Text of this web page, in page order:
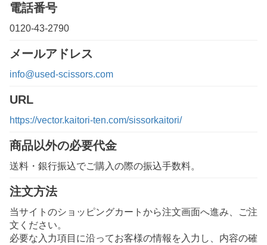
電話番号
0120-43-2790
メールアドレス
info@used-scissors.com
URL
https://vector.kaitori-ten.com/sissorkaitori/
商品以外の必要代金
送料・銀行振込でご購入の際の振込手数料。
注文方法
当サイトのショッピングカートから注文画面へ進み、ご注
文ください。
必要な入力項目に沿ってお客様の情報を入力し、内容の確